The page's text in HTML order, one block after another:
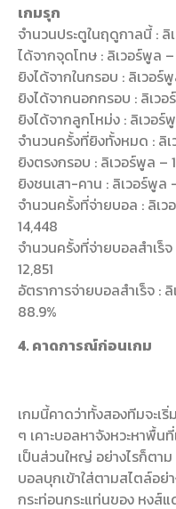
เกมรุก
จำนวนประตูในฤดูกาลนี้ :
ได้จากจุดโทษ : ลิเวอร์พูล
ยิงได้จากในกรอบ : ลิเวอ
ยิงได้จากนอกกรอบ : ลิเว
ยิงได้จากลูกโหม่ง : ลิเวอ
จำนวนครั้งที่ยิงทั้งหมด : ลิ
ยิงตรงกรอบ : ลิเวอร์พูล –
ยิงชนเสา-คาน : ลิเวอร์พู
จำนวนครั้งที่จ่ายบอล : ลิเ
14,448
จำนวนครั้งที่จ่ายบอลสำเร็
12,851
อัตราการจ่ายบอลสำเร็จ :
88.9%
4. คาดการณ์ก่อนเกม
เกมนี้คาดว่าทั้งสองทีมจะเ
ๆ เคาะบอลหาจังหวะหาพื้น
เป็นส่วนใหญ่ อย่างไรก็ตา
บอลบุกเข้าใส่ตามสไตล์อ
กระท่อนกระแท่นของ หงส์แ